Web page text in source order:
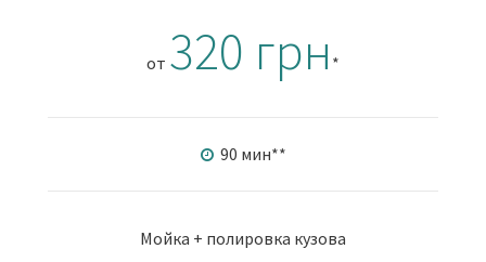
от 320 грн *
90 мин**
Мойка + полировка кузова